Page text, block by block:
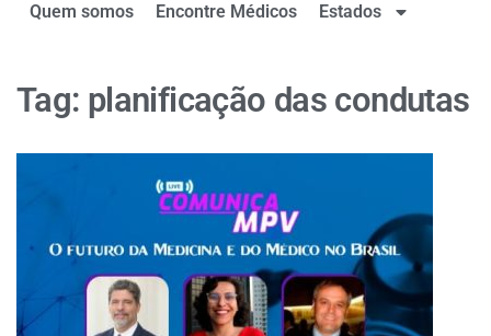
Quem somos Encontre Médicos Estados
Tag: planificação das condutas